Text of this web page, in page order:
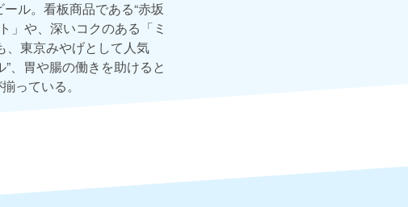
ル。看板商品である“赤坂
」や、深いコクのある「ミ
、東京みやげとして人気
、胃や腸の働きを助けると
っている。